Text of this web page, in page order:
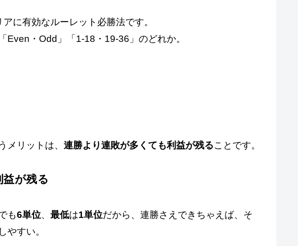
アに有効なルーレット必勝法です。
Even・Odd」「1-18・19-36」のどれか。
メリットは、 連勝より連敗が多くても利益が残ることです。
が残る
も6単位、 最低は1単位だから、連勝さえできちゃえば、そ
やすい。